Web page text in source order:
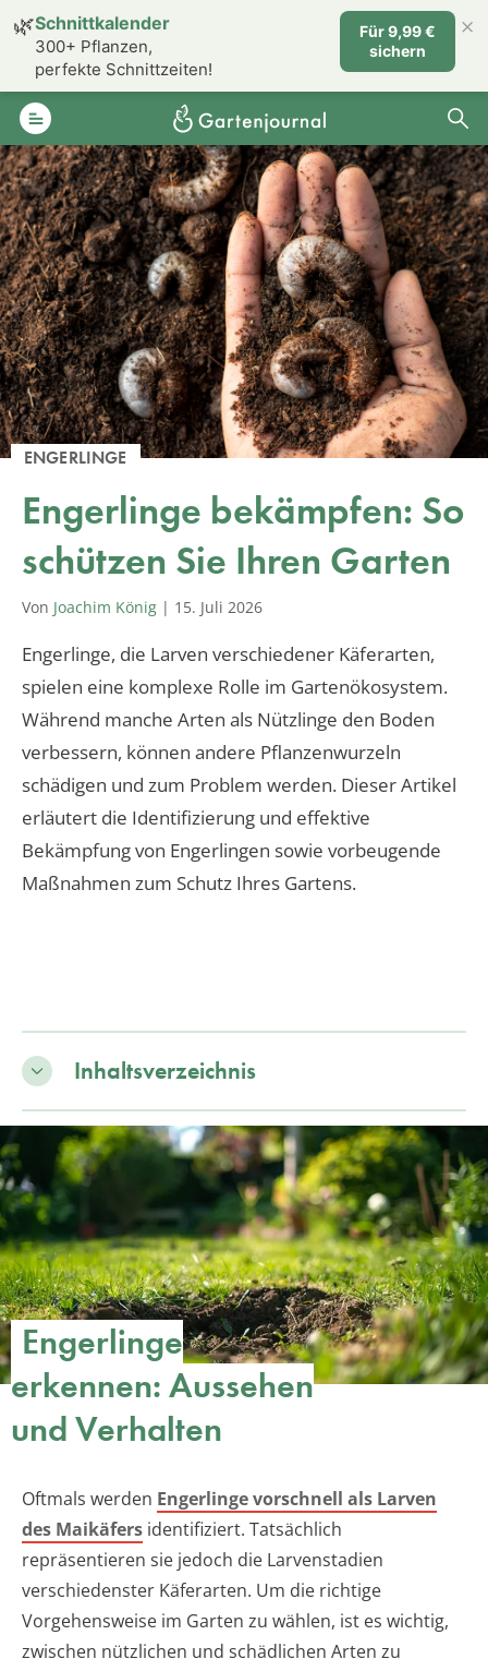
ENGERLINGE
Engerlinge bekämpfen: So
schützen Sie Ihren Garten
Von Joachim König | 15. Juli 2026
Engerlinge, die Larven verschiedener Käferarten,
spielen eine komplexe Rolle im Gartenökosystem.
Während manche Arten als Nützlinge den Boden
verbessern, können andere Pflanzenwurzeln
schädigen und zum Problem werden. Dieser Artikel
erläutert die Identifizierung und effektive
Bekämpfung von Engerlingen sowie vorbeugende
Maßnahmen zum Schutz Ihres Gartens.
Inhaltsverzeichnis
Engerlinge
erkennen: Aussehen
und Verhalten
Oftmals werden Engerlinge vorschnell als Larven
des Maikäfers identifiziert. Tatsächlich
repräsentieren sie jedoch die Larvenstadien
verschiedenster Käferarten. Um die richtige
Vorgehensweise im Garten zu wählen, ist es wichtig,
zwischen nützlichen und schädlichen Arten zu
🌿Schnittkalender
300+ Pflanzen,
perfekte Schnittzeiten!
Für 9,99 €
sichern
×